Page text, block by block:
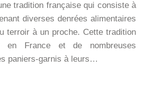
tradition française qui consiste à
diverses denrées alimentaires
terroir à un proche. Cette tradition
en France et de nombreuses
paniers-garnis à leurs…